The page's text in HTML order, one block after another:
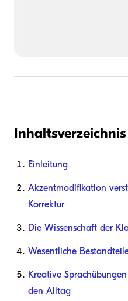
Inhaltsverzeichnis
Einleitung
Akzentmodifikation
Korrektur
Die Wissenschaft der
Wesentliche
Kreative
den Alltag